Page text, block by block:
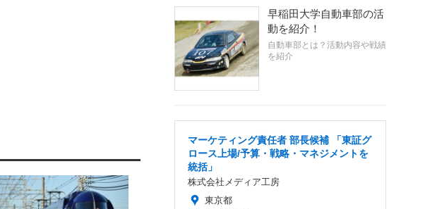
早稲田大学自動車部の活
動を紹介！
自動車部とは？活動内容や戦績
を紹介
マーケティング責任者 部長候補 「東証グ
ロース上場/予算・戦略・マネジメントを
統括」
株式会社メディア工房
東京都